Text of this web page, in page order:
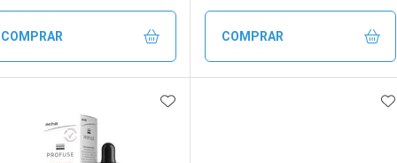
Comprar sem Desconto
Comprar sem Desconto
Comprar sem Desconto
Comprar sem Desconto
COMPRAR
FECHAR
FECHAR
Menos
COMPRAR
ADICIONAR AOS FAVORITOS